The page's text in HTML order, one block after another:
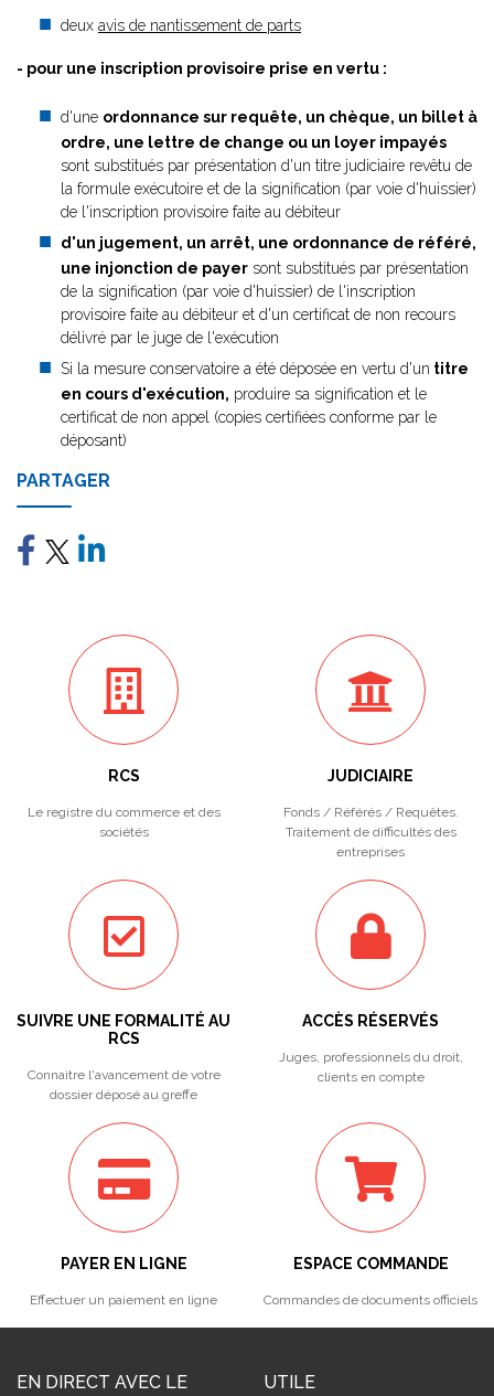
deux avis de nantissement de parts
- pour une inscription provisoire prise en vertu :
d'une ordonnance sur requête, un chèque, un billet à
ordre, une lettre de change ou un loyer impayés
sont substitués par présentation d'un titre judiciaire revêtu de
la formule exécutoire et de la signification (par voie d'huissier)
de l'inscription provisoire faite au débiteur
d'un jugement, un arrêt, une ordonnance de référé,
une injonction de payer sont substitués par présentation
de la signification (par voie d'huissier) de l'inscription
provisoire faite au débiteur et d'un certificat de non recours
délivré par le juge de l'exécution
Si la mesure conservatoire a été déposée en vertu d'un titre
en cours d'exécution, produire sa signification et le
certificat de non appel (copies certifiées conforme par le
déposant)
PARTAGER
RCS
Le registre du commerce et des
sociétés
JUDICIAIRE
Fonds / Référés / Requêtes.
Traitement de difficultés des
entreprises
SUIVRE UNE FORMALITÉ AU
RCS
Connaitre l'avancement de votre
dossier déposé au greffe
ACCÈS RÉSERVÉS
Juges, professionnels du droit,
clients en compte
PAYER EN LIGNE
Effectuer un paiement en ligne
ESPACE COMMANDE
Commandes de documents officiels
EN DIRECT AVEC LE
UTILE